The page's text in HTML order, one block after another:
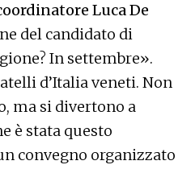
Luca De
del candidato di
In settembre».
d’Italia veneti. Non
ma si divertono a
è stata questo
convegno organizzato